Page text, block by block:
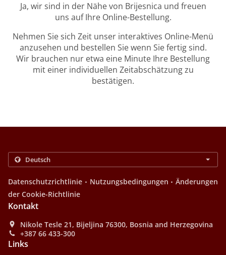
Ja, wir sind in der Nähe von Brijesnica und freuen
uns auf Ihre Online-Bestellung.
Nehmen Sie sich Zeit unser interaktives Online-Menü
anzusehen und bestellen Sie wenn Sie fertig sind.
Wir brauchen nur etwa eine Minute Ihre Bestellung
mit einer individuellen Zeitabschätzung zu
bestätigen.
Datenschutzrichtlinie . Nutzungsbedingungen . Änderungen
der Cookie-Richtlinie
Kontakt
Nikole Tesle 21, Bijeljina 76300, Bosnia and Herzegovina
+387 66 433-300
Links